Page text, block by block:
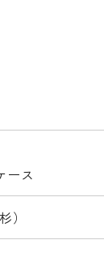
ース
）